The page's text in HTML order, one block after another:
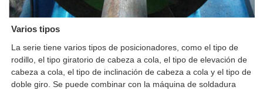
Varios tipos
La serie tiene varios tipos de posicionadores, como el tipo de
rodillo, el tipo giratorio de cabeza a cola, el tipo de elevación de
cabeza a cola, el tipo de inclinación de cabeza a cola y el tipo de
doble giro. Se puede combinar con la máquina de soldadura